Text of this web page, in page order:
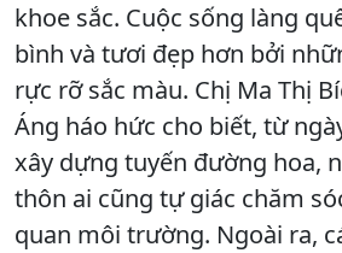
khoe sắc. Cuộc sống làng
bình và tươi đẹp hơn bởi
rực rỡ sắc màu. Chị Ma Thị
Áng háo hức cho biết, từ
xây dựng tuyến đường hoa,
thôn ai cũng tự giác chăm
quan môi trường. Ngoài ra,